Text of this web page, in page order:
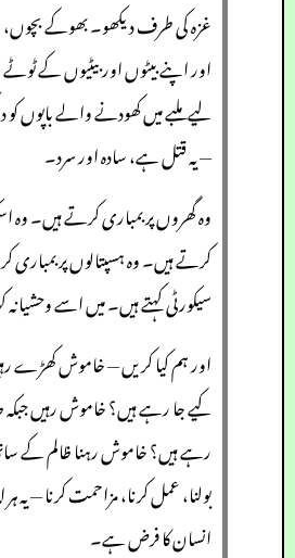
غزہ کی طرف دیکھو۔ بھوکے
اور اپنے بیٹوں اور بیٹیوں کے
لیے ملبے میں کھودنے والے باپوں
— یہ قتل ہے، سادہ اور سرد۔
وہ گھروں پر بمباری کرتے ہیں۔ وہ
کرتے ہیں۔ وہ ہسپتالوں پر
سیکورٹی کہتے ہیں۔ میں اسے
اور ہم کیا کریں — خاموش کھڑے
کیے جا رہے ہیں؟ خاموش رہیں جبکہ
رہے ہیں؟ خاموش رہنا ظالم کے
بولنا، عمل کرنا، مزاحمت کرنا — یہ ہر
انسان کا فرض ہے۔